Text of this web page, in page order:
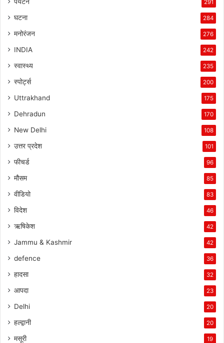
291
घटना 284
मनोरंजन 276
INDIA 242
स्वास्थ्य 235
स्पोर्ट्स 200
Uttrakhand 175
Dehradun 170
New Delhi 108
उत्तर प्रदेश 101
फीचर्ड 96
मौसम 85
वीडियो 83
विदेश 46
ऋषिकेश 42
Jammu & Kashmir 42
defence 36
हादसा 32
आपदा 23
Delhi 20
हल्द्वानी 20
मसूरी 19